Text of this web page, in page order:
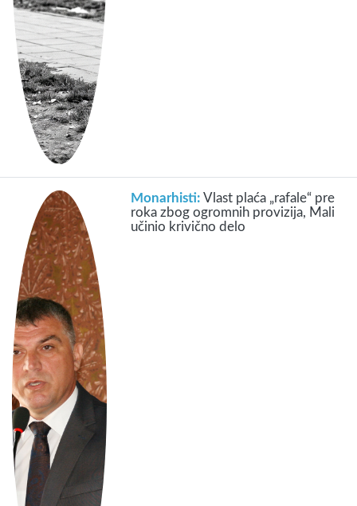
Monarhisti:Vlast plaća „rafale“ pre
roka zbog ogromnih provizija, Mali
učinio krivično delo